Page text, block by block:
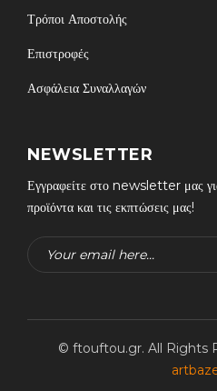
Τρόποι Αποστολής
Επιστροφές
Ασφάλεια Συναλλαγών
NEWSLETTER
Εγγραφείτε στο newsletter μας
προϊόντα και τις εκπτώσεις μας!
© ftouftou.gr. All Rights